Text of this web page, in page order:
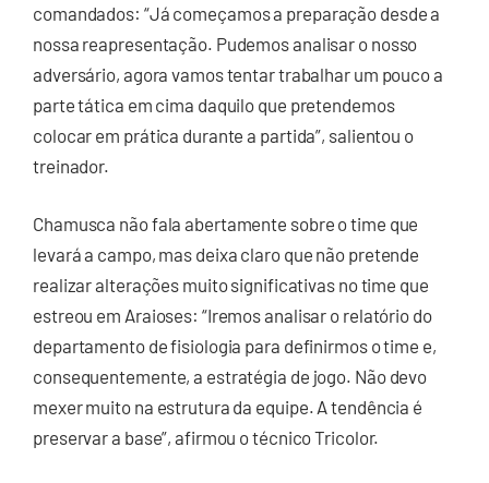
comandados: “Já começamos a preparação desde a
nossa reapresentação. Pudemos analisar o nosso
adversário, agora vamos tentar trabalhar um pouco a
parte tática em cima daquilo que pretendemos
colocar em prática durante a partida”, salientou o
treinador.
Chamusca não fala abertamente sobre o time que
levará a campo, mas deixa claro que não pretende
realizar alterações muito significativas no time que
estreou em Araioses: “Iremos analisar o relatório do
departamento de fisiologia para definirmos o time e,
consequentemente, a estratégia de jogo. Não devo
mexer muito na estrutura da equipe. A tendência é
preservar a base”, afirmou o técnico Tricolor.